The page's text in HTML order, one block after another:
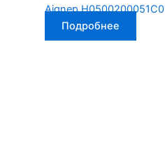
Aignep H0500200051C0
Подробнее